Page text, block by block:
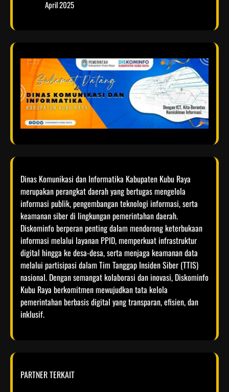
April 2025
Dinas Komunikasi dan Informatika Kabupaten Kubu Raya
merupakan perangkat daerah yang bertugas mengelola
informasi publik, pengembangan teknologi informasi, serta
keamanan siber di lingkungan pemerintahan daerah.
Diskominfo berperan penting dalam mendorong keterbukaan
informasi melalui layanan PPID, memperkuat infrastruktur
digital hingga ke desa-desa, serta menjaga keamanan data
melalui partisipasi dalam Tim Tanggap Insiden Siber (TTIS)
nasional. Dengan semangat kolaborasi dan inovasi, Diskominfo
Kubu Raya berkomitmen mewujudkan tata kelola
pemerintahan berbasis digital yang transparan, efisien, dan
inklusif.​
PARTNER TERKAIT